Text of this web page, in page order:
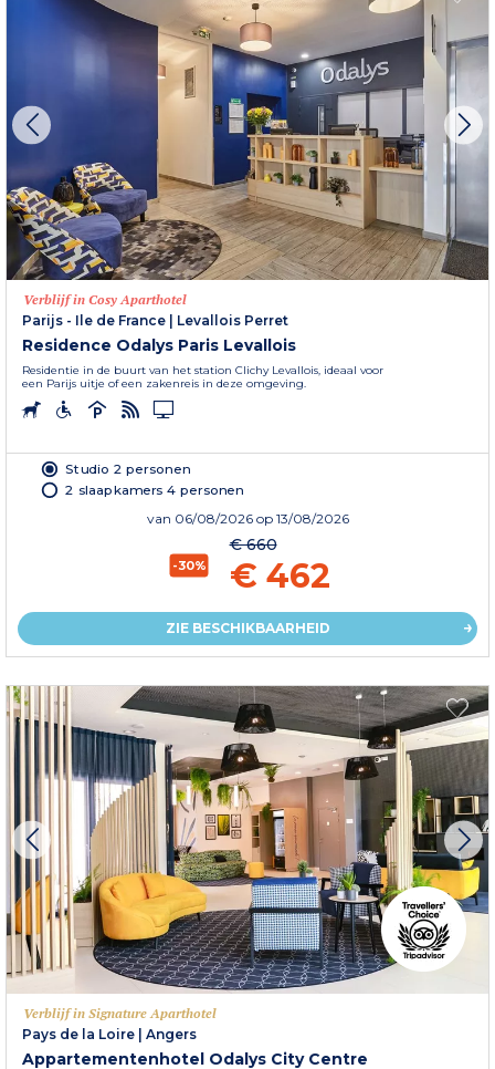
Verblijf in Cosy Aparthotel
Parijs - Ile de France | Levallois Perret
Residence Odalys Paris Levallois
Residentie in de buurt van het station Clichy Levallois, ideaal voor
een Parijs uitje of een zakenreis in deze omgeving.
Studio 2 personen
2 slaapkamers 4 personen
van 06/08/2026 op 13/08/2026
-30%
€ 660
€ 462
ZIE BESCHIKBAARHEID
Verblijf in Signature Aparthotel
Pays de la Loire | Angers
Appartementenhotel Odalys City Centre